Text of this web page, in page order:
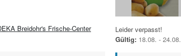
Breidohr's Frische-Center
Leider verpasst!
Gültig: 18.08. - 24.08.